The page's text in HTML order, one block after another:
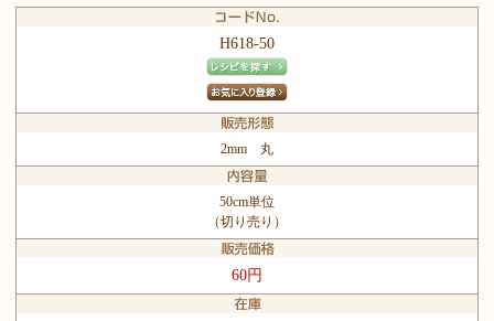
H618-50
2mm 丸
50cm単位
（切り売り）
60円